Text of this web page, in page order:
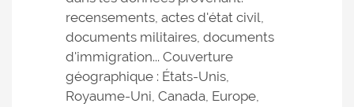
recensements, actes d'état civil,
documents militaires, documents
d'immigration... Couverture
géographique : États-Unis,
Royaume-Uni, Canada, Europe,